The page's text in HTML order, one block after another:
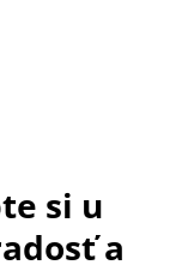
si u
a